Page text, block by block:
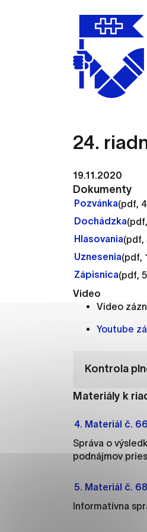
24.
19.11.2020
Dokumenty
Pozvánka(pdf,
Dochádzka
Hlasovania(pdf,
Uznesenia(pdf,
Zápisnica(pdf,
Video
Video
Youtube
Kontrola
Materiály k
4. Materiál č.
Správa o
podnájmov
5. Materiál č.
Informatívna